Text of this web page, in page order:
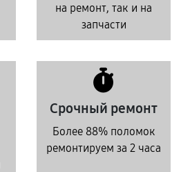
на ремонт, так и на
запчасти
Срочный ремонт
Более 88% поломок
ремонтируем за 2 часа